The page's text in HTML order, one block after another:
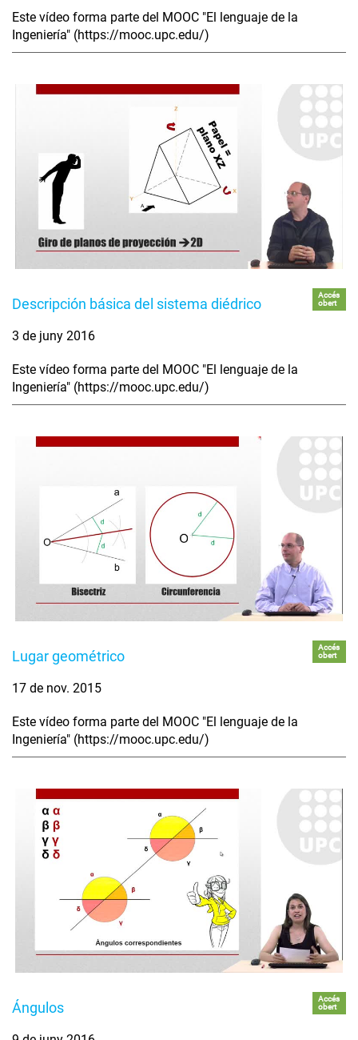
Este vídeo forma parte del MOOC "El lenguaje de la
Ingeniería" (https://mooc.upc.edu/)
Descripción básica del sistema diédrico
Accés
obert
3 de juny 2016
Este vídeo forma parte del MOOC "El lenguaje de la
Ingeniería" (https://mooc.upc.edu/)
Lugar geométrico
Accés
obert
17 de nov. 2015
Este vídeo forma parte del MOOC "El lenguaje de la
Ingeniería" (https://mooc.upc.edu/)
Ángulos
Accés
obert